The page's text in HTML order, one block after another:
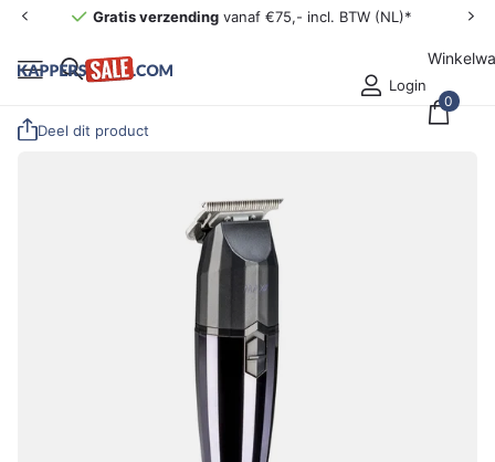
Gratis verzending vanaf €75,- incl. BTW (NL)*
Login
0
Deel dit product